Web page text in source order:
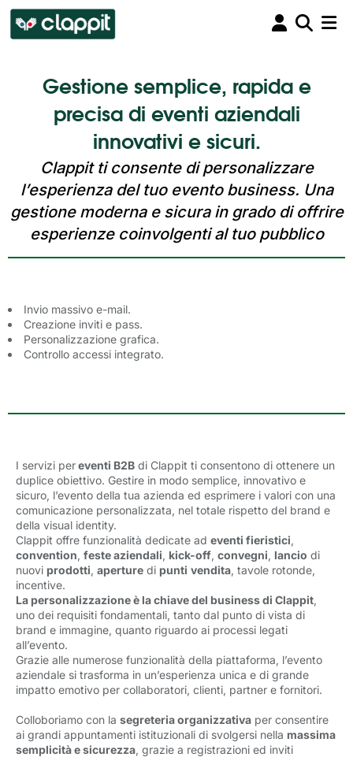
Gestione semplice, rapida e
precisa di eventi aziendali
innovativi e sicuri.
Clappit ti consente di personalizzare
l’esperienza del tuo evento business. Una
gestione moderna e sicura in grado di offrire
esperienze coinvolgenti al tuo pubblico
Invio massivo e-mail.
Creazione inviti e pass.
Personalizzazione grafica.
Controllo accessi integrato.
I servizi pereventi B2B di Clappit ti consentono di ottenere un
duplice obiettivo. Gestire in modo semplice, innovativo e
sicuro, l’evento della tua azienda ed esprimere i valori con una
comunicazione personalizzata, nel totale rispetto del brand e
della visual identity.
Clappit offre funzionalità dedicate ad eventi fieristici,
convention, feste aziendali, kick-off, convegni, lancio di
nuovi prodotti, aperture di punti vendita, tavole rotonde,
incentive.
La personalizzazione è la chiave del business di Clappit,
uno dei requisiti fondamentali, tanto dal punto di vista di
brand e immagine, quanto riguardo ai processi legati
all’evento.
Grazie alle numerose funzionalità della piattaforma, l’evento
aziendale si trasforma in un’esperienza unica e di grande
impatto emotivo per collaboratori, clienti, partner e fornitori.
Colloboriamo con la segreteria organizzativa per consentire
ai grandi appuntamenti istituzionali di svolgersi nella massima
semplicità e sicurezza, grazie a registrazioni ed inviti